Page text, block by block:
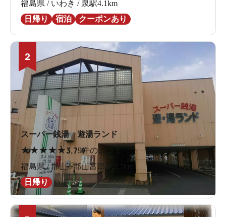
福島県 / いわき / 泉駅4.1km
日帰り
宿泊 クーポンあり
2
スーパー銭湯 遊湯ランド
★★★★★3.79件の口コミ
福島県 / 郡山 / 郡山富田駅2.7km
日帰り